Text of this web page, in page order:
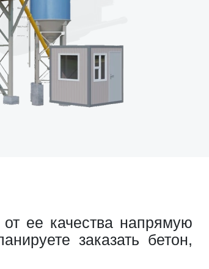
ее качества напрямую
заказать бетон,